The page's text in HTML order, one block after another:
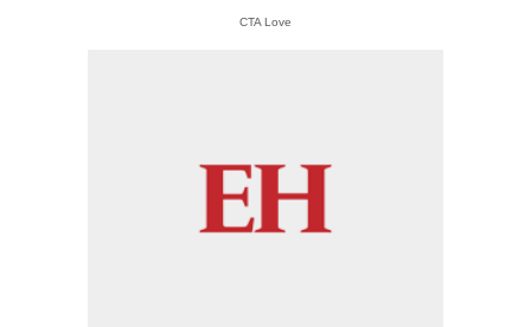
CTA Love